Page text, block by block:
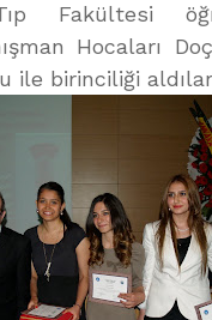
Fakültesi
Hocaları
ile birinciliği